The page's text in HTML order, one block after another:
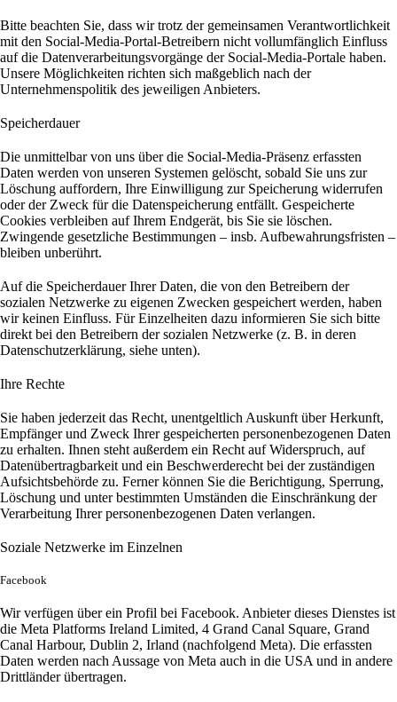
Bitte beachten Sie, dass wir trotz der gemeinsamen Verantwortlichkeit
mit den Social-Media-Portal-Betreibern nicht vollumfänglich Einfluss
auf die Datenverarbeitungsvorgänge der Social-Media-Portale haben.
Unsere Möglichkeiten richten sich maßgeblich nach der
Unternehmenspolitik des jeweiligen Anbieters.
Speicherdauer
Die unmittelbar von uns über die Social-Media-Präsenz erfassten
Daten werden von unseren Systemen gelöscht, sobald Sie uns zur
Löschung auffordern, Ihre Einwilligung zur Speicherung widerrufen
oder der Zweck für die Datenspeicherung entfällt. Gespeicherte
Cookies verbleiben auf Ihrem Endgerät, bis Sie sie löschen.
Zwingende gesetzliche Bestimmungen – insb. Aufbewahrungsfristen –
bleiben unberührt.
Auf die Speicherdauer Ihrer Daten, die von den Betreibern der
sozialen Netzwerke zu eigenen Zwecken gespeichert werden, haben
wir keinen Einfluss. Für Einzelheiten dazu informieren Sie sich bitte
direkt bei den Betreibern der sozialen Netzwerke (z. B. in deren
Datenschutzerklärung, siehe unten).
Ihre Rechte
Sie haben jederzeit das Recht, unentgeltlich Auskunft über Herkunft,
Empfänger und Zweck Ihrer gespeicherten personenbezogenen Daten
zu erhalten. Ihnen steht außerdem ein Recht auf Widerspruch, auf
Datenübertragbarkeit und ein Beschwerderecht bei der zuständigen
Aufsichtsbehörde zu. Ferner können Sie die Berichtigung, Sperrung,
Löschung und unter bestimmten Umständen die Einschränkung der
Verarbeitung Ihrer personenbezogenen Daten verlangen.
Soziale Netzwerke im Einzelnen
Facebook
Wir verfügen über ein Profil bei Facebook. Anbieter dieses Dienstes ist
die Meta Platforms Ireland Limited, 4 Grand Canal Square, Grand
Canal Harbour, Dublin 2, Irland (nachfolgend Meta). Die erfassten
Daten werden nach Aussage von Meta auch in die USA und in andere
Drittländer übertragen.